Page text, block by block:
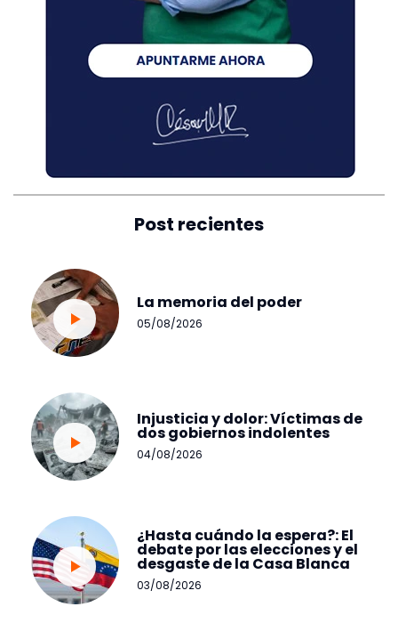
Post recientes
La memoria del poder
05/08/2026
Injusticia y dolor: Víctimas de
dos gobiernos indolentes
04/08/2026
¿Hasta cuándo la espera?: El
debate por las elecciones y el
desgaste de la Casa Blanca
03/08/2026